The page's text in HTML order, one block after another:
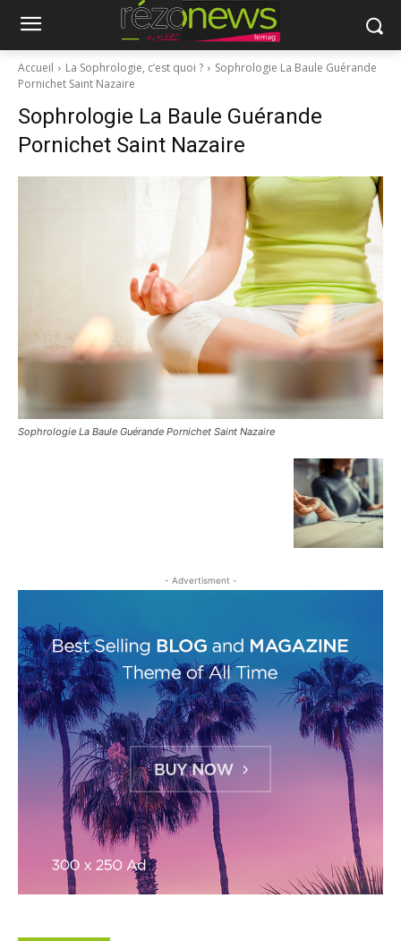
Accueil La Sophrologie, c’est quoi ?
Sophrologie La Baule Guérande
Pornichet Saint Nazaire
Sophrologie La Baule Guérande
Pornichet Saint Nazaire
Sophrologie La Baule Guérande Pornichet Saint Nazaire
- Advertisment -